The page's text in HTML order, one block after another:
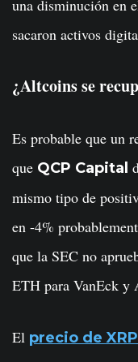
una disminución en
sacaron activos
¿Altcoins se
Es probable que un
que QCP Capital
mismo tipo de
en -4%
que la SEC no
ETH para VanEck y
El precio de XRP